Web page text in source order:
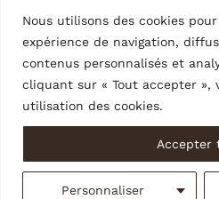
Nous utilisons des cookies
expérience de navigation,
contenus personnalisés et
cliquant sur « Tout accepter »,
utilisation des cookies.
Personnaliser
Accepter
Suivre sur Instagram
© Copyright 2026 | CréditsIntrasite